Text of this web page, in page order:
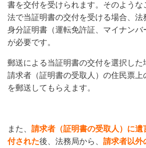
書を交付を受けられます。そのような
法で当証明書の交付を受ける場合、法
身分証明書（運転免許証、マイナンバ
が必要です。
郵送による当証明書の交付を選択した
請求者（証明書の受取人）の住民票上
を郵送してもらえます。
また、 請求者（証明書の受取人）に遺
付された後、法務局から、 請求者以外